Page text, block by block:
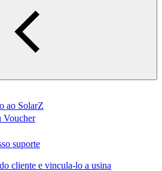
ao SolarZ
Voucher
suporte
cliente e vincula-lo a usina